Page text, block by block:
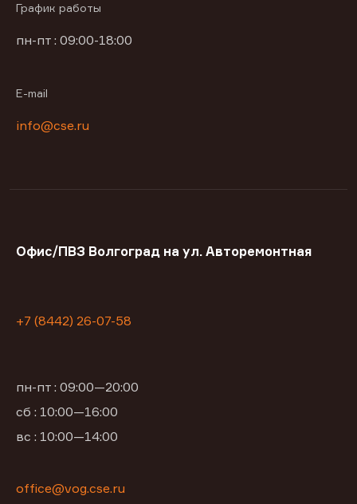
График работы
пн-пт : 09:00-18:00
E-mail
info@cse.ru
Офис/ПВЗ Волгоград на ул. Авторемонтная
+7 (8442) 26-07-58
пн-пт : 09:00—20:00
сб : 10:00—16:00
вс : 10:00—14:00
office@vog.cse.ru